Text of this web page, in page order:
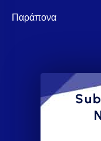
Παράπονα